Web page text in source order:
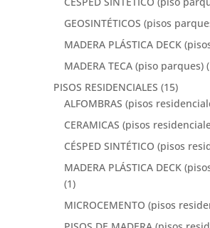
GEOSINTÉTICOS (pisos
MADERA PLÁSTICA DECK
MADERA TECA (piso parques)
PISOS RESIDENCIALES (15)
ALFOMBRAS (pisos
CERAMICAS (pisos
CÉSPED SINTÉTICO (pisos
MADERA PLÁSTICA DECK
(1)
MICROCEMENTO (pisos